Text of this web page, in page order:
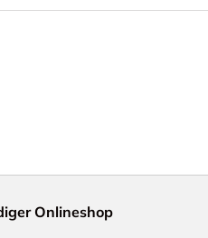
Onlineshop